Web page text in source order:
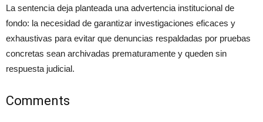
La sentencia deja planteada una advertencia institucional de
fondo: la necesidad de garantizar investigaciones eficaces y
exhaustivas para evitar que denuncias respaldadas por pruebas
concretas sean archivadas prematuramente y queden sin
respuesta judicial.
Comments